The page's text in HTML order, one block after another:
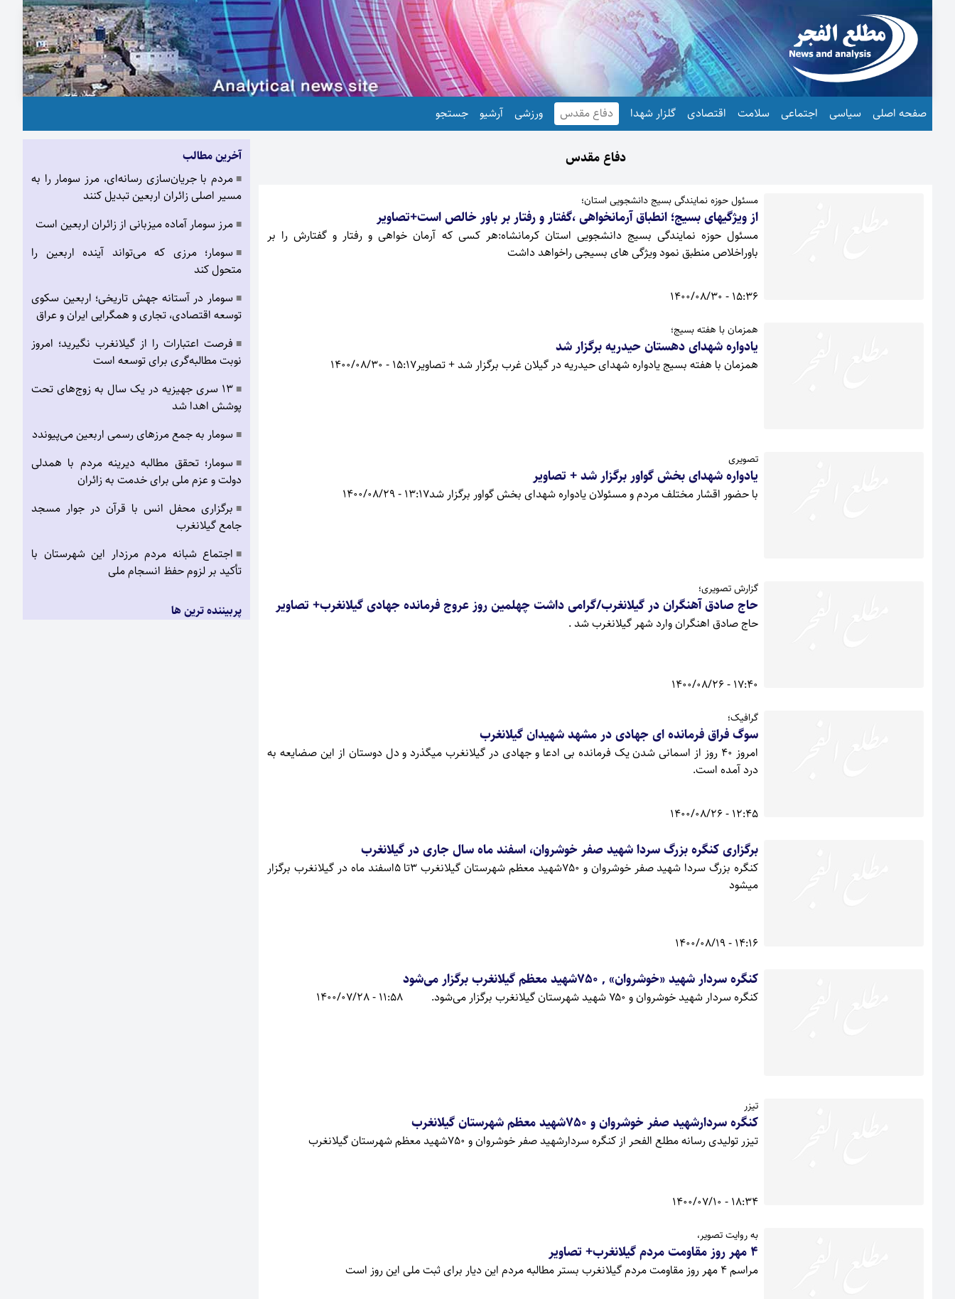
صفحه اصلی سیاسی اجتماعی سلامت اقتصادی گلزار شهدا دفاع مقدس ورزشی آرشیو جستجو
دفاع مقدس
مسئول حوزه نمایندگی بسیج دانشجویی استان؛
از ویژگیهای بسیج؛ انطباق آرمانخواهی ،گفتار و رفتار بر باور خالص است+تصاویر
مسئول حوزه نمایندگی بسیج دانشجویی استان کرمانشاه:هر کسی که آرمان خواهی و رفتار و گفتارش را بر
باوراخلاص منطبق نمود ویژگی های بسیجی راخواهد داشت
15:36 - 1400/08/30
همزمان با هفته بسیج؛
یادواره شهدای دهستان حیدریه برگزار شد
همزمان با هفته بسیج یادواره شهدای حیدریه در گیلان غرب برگزار شد + تصاویر15:17 - 1400/08/30
تصویری
یادواره شهدای بخش گواور برگزار شد + تصاویر
با حضور اقشار مختلف مردم و مسئولان یادواره شهدای بخش گواور برگزار شد13:17 - 1400/08/29
گزارش تصویری؛
حاج صادق آهنگران در گیلانغرب/گرامی داشت چهلمین روز عروج فرمانده جهادی گیلانغرب+ تصاویر
حاج صادق اهنگران وارد شهر گیلانغرب شد .
17:40 - 1400/08/26
گرافیک؛
سوگ فراق فرمانده ای جهادی در مشهد شهیدان گیلانغرب
امروز 40 روز از اسمانی شدن یک فرمانده بی ادعا و جهادی در گیلانغرب میگذرد و دل دوستان از این صضایعه به
درد آمده است.
12:45 - 1400/08/26
برگزاری کنگره بزرگ سردا شهید صفر خوشروان، اسفند ماه سال جاری در گیلانغرب
کنگره بزرگ سردا شهید صفر خوشروان و 750شهید معظم شهرستان گیلانغرب ۳تا ۵اسفند ماه در گیلانغرب برگزار
میشود
14:16 - 1400/08/19
کنگره سردار شهید «خوشروان» , 750شهید معظم گیلانغرب برگزار می‌شود
کنگره سردار شهید خوشروان و ۷۵۰ شهید شهرستان گیلانغرب برگزار می‌شود. 11:58 - 1400/07/28
تیزر
کنگره سردارشهید صفر خوشروان و 750شهید معظم شهرستان گیلانغرب
تیزر تولیدی رسانه مطلع الفحر از کنگره سردارشهید صفر خوشروان و 750شهید معظم شهرستان گیلانغرب
18:34 - 1400/07/10
به روایت تصویر،
4 مهر روز مقاومت مردم گیلانغرب+ تصاویر
مراسم 4 مهر روز مقاومت مردم گیلانغرب بستر مطالبه مردم این دیار برای ثبت ملی این روز است
آخرین مطالب
■ مردم با جریان‌سازی رسانه‌ای، مرز سومار را به
مسیر اصلی زائران اربعین تبدیل کنند
■ مرز سومار آماده میزبانی از زائران اربعین است
■ سومار؛ مرزی که می‌تواند آینده اربعین را
متحول کند
■ سومار در آستانه جهش تاریخی؛ اربعین سکوی
توسعه اقتصادی، تجاری و همگرایی ایران و عراق
■ فرصت اعتبارات را از گیلانغرب نگیرید؛ امروز
نوبت مطالبه‌گری برای توسعه است
■
۱۳ سری جهیزیه در یک سال به زوج‌های تحت
پوشش اهدا شد
■ سومار به جمع مرزهای رسمی اربعین می‌پیوندد
■ سومار؛ تحقق مطالبه دیرینه مردم با همدلی
دولت و عزم ملی برای خدمت به زائران
■ برگزاری محفل انس با قرآن در جوار مسجد
جامع گیلانغرب
■ اجتماع شبانه مردم مرزدار این شهرستان با
تأکید بر لزوم حفظ انسجام ملی
پربیننده ترین ها